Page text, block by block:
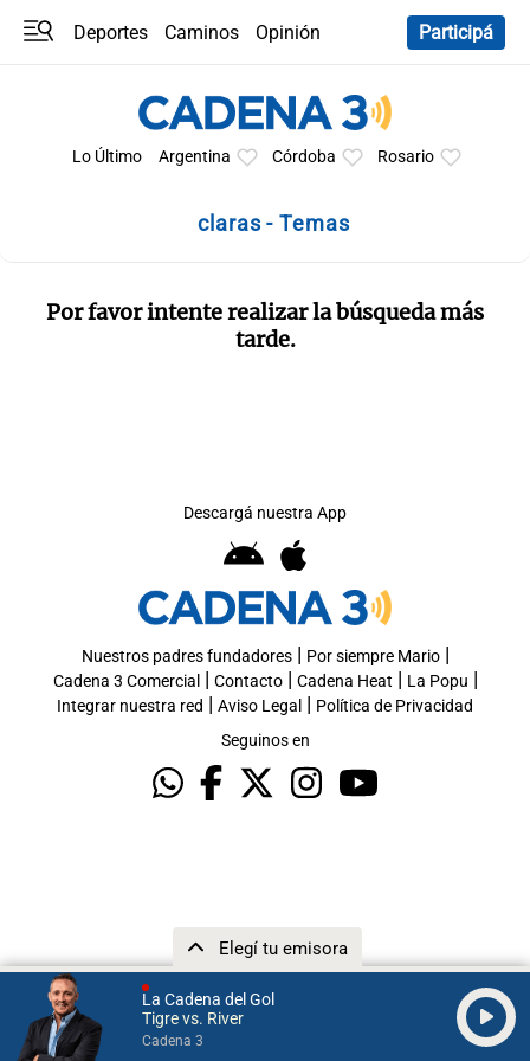
La Cadena del Gol
Tigre vs. River
Cadena 3
Elegí tu emisora
Deportes Caminos
Opinión
Participá
Lo Último Argentina Córdoba Rosario
claras - Temas
Por favor intente realizar la búsqueda más
tarde.
Descargá nuestra App
Nuestros padres fundadores| Por siempre Mario|
Cadena 3 Comercial | Contacto| Cadena Heat | La Popu |
Integrar nuestra red | Aviso Legal | Política de Privacidad
Seguinos en